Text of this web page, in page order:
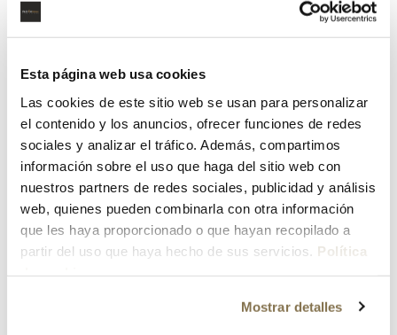
Esta página web usa cookies
Las cookies de este sitio web se usan para personalizar
el contenido y los anuncios, ofrecer funciones de redes
sociales y analizar el tráfico. Además, compartimos
información sobre el uso que haga del sitio web con
nuestros partners de redes sociales, publicidad y análisis
web, quienes pueden combinarla con otra información
que les haya proporcionado o que hayan recopilado a
partir del uso que haya hecho de sus servicios. Política
Mostrar detalles
¿Has olvidado tu contraseña?